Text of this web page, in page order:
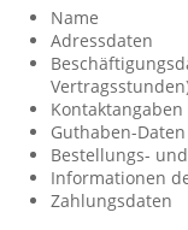
Name
Adressdaten
Kontaktangaben
Guthaben-Daten
Bestellungs-
Informationen
Zahlungsdaten